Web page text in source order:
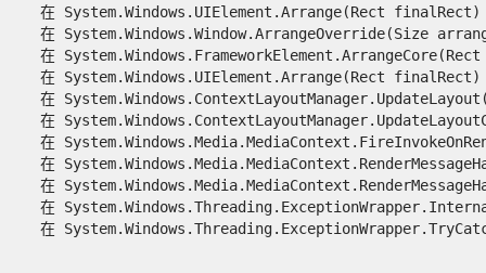
   在 System.Windows.UIElement.Arrange(Rect finalRect)
在 System.Windows.Window.ArrangeOverride(Size
在 System.Windows.FrameworkElement.ArrangeCore(Rect
   在 System.Windows.UIElement.Arrange(Rect finalRect)
在
在
在
在
在
在
在